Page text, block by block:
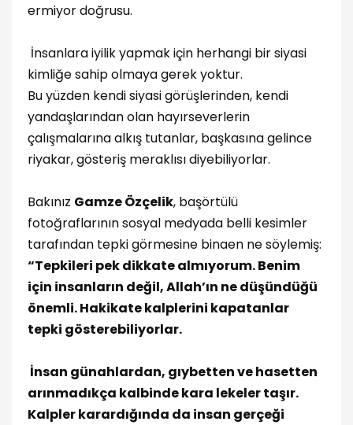
ermiyor doğrusu.
İnsanlara iyilik yapmak için herhangi bir siyasi
kimliğe sahip olmaya gerek yoktur.
Bu yüzden kendi siyasi görüşlerinden, kendi
yandaşlarından olan hayırseverlerin
çalışmalarına alkış tutanlar, başkasına gelince
riyakar, gösteriş meraklısı diyebiliyorlar.
Bakınız Gamze Özçelik, başörtülü
fotoğraflarının sosyal medyada belli kesimler
tarafından tepki görmesine binaen ne söylemiş:
“Tepkileri pek dikkate almıyorum. Benim
için insanların değil, Allah’ın ne düşündüğü
önemli. Hakikate kalplerini kapatanlar
tepki gösterebiliyorlar.
İnsan günahlardan, gıybetten ve hasetten
arınmadıkça kalbinde kara lekeler taşır.
Kalpler karardığında da insan gerçeği